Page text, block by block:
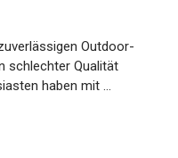
Outdoor-
schlechter Qualität
haben mit …